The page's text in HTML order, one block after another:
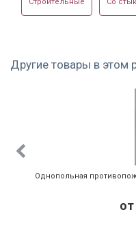
Строительные Со
Другие товары в этом
Однопольная
от